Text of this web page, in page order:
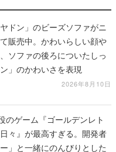
ドン」のビーズソファがニ
販売中。かわいらしい顔や
ソファの後ろについたしっ
」のかわいさを表現
2026年8月10日
のゲーム『ゴールデンレト
々』が最高すぎる。開発者
」と一緒にのんびりとした